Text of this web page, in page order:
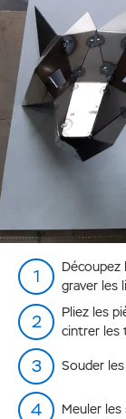
Découpez
graver les
Pliez les
cintrer les
Souder
Meuler